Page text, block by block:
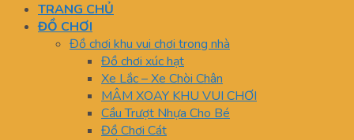
TRANG CHỦ
ĐỒ CHƠI
Đồ chơi khu vui chơi trong nhà
Đồ chơi xúc hạt
Xe Lắc – Xe Chòi Chân
MÂM XOAY KHU VUI CHƠI
Cầu Trượt Nhựa Cho Bé
Đồ Chơi Cát